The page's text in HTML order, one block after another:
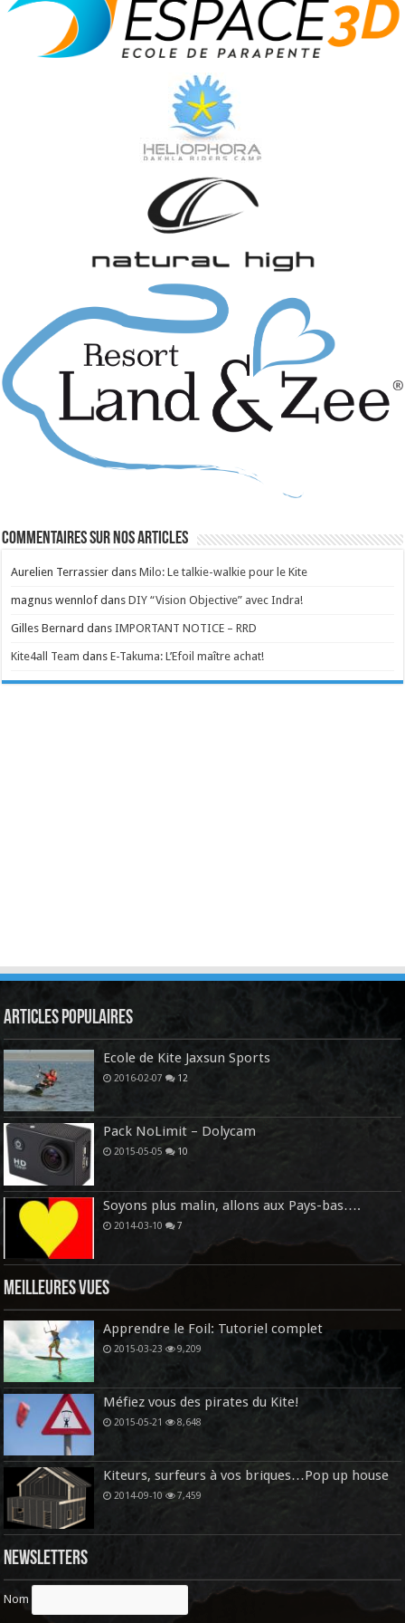
Commentaires sur nos articles
Aurelien Terrassier dansMilo: Le talkie-walkie pour le Kite
magnus wennlof dansDIY “Vision Objective” avec Indra!
Gilles Bernard dansIMPORTANT NOTICE – RRD
Kite4all Team dansE-Takuma: L’Efoil maître achat!
Articles Populaires
Ecole de Kite Jaxsun Sports
2016-02-07 12
Pack NoLimit – Dolycam
2015-05-05 10
Soyons plus malin, allons aux Pays-bas….
2014-03-10 7
Meilleures vues
Apprendre le Foil: Tutoriel complet
2015-03-23 9,209
Méfiez vous des pirates du Kite!
2015-05-21 8,648
Kiteurs, surfeurs à vos briques…Pop up house
2014-09-10 7,459
Newsletters
Nom